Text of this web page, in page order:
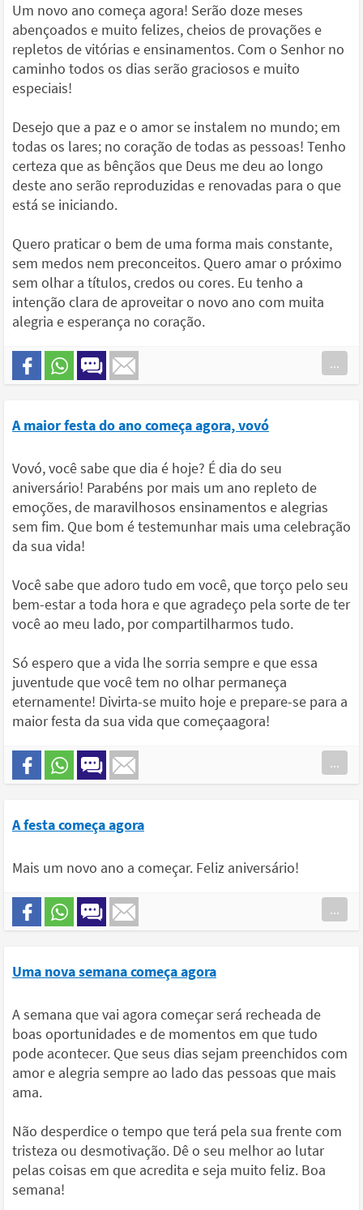
Um novo ano começa agora! Serão doze meses
abençoados e muito felizes, cheios de provações e
repletos de vitórias e ensinamentos. Com o Senhor no
caminho todos os dias serão graciosos e muito
especiais!
Desejo que a paz e o amor se instalem no mundo; em
todas os lares; no coração de todas as pessoas! Tenho
certeza que as bênçãos que Deus me deu ao longo
deste ano serão reproduzidas e renovadas para o que
está se iniciando.
Quero praticar o bem de uma forma mais constante,
sem medos nem preconceitos. Quero amar o próximo
sem olhar a títulos, credos ou cores. Eu tenho a
intenção clara de aproveitar o novo ano com muita
alegria e esperança no coração.
...
A maior festa do ano começa agora, vovó
Vovó, você sabe que dia é hoje? É dia do seu
aniversário! Parabéns por mais um ano repleto de
emoções, de maravilhosos ensinamentos e alegrias
sem fim. Que bom é testemunhar mais uma celebração
da sua vida!
Você sabe que adoro tudo em você, que torço pelo seu
bem-estar a toda hora e que agradeço pela sorte de ter
você ao meu lado, por compartilharmos tudo.
Só espero que a vida lhe sorria sempre e que essa
juventude que você tem no olhar permaneça
eternamente! Divirta-se muito hoje e prepare-se para a
maior festa da sua vida que começaagora!
...
A festa começa agora
Mais um novo ano a começar. Feliz aniversário!
...
Uma nova semana começa agora
A semana que vai agora começar será recheada de
boas oportunidades e de momentos em que tudo
pode acontecer. Que seus dias sejam preenchidos com
amor e alegria sempre ao lado das pessoas que mais
ama.
Não desperdice o tempo que terá pela sua frente com
tristeza ou desmotivação. Dê o seu melhor ao lutar
pelas coisas em que acredita e seja muito feliz. Boa
semana!